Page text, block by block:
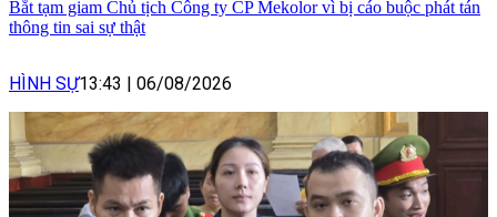
Bắt tạm giam Chủ tịch Công ty CP Mekolor vì bị cáo buộc phát tán
thông tin sai sự thật
HÌNH SỰ13:43 06/08/2026